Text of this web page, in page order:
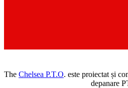
The Chelsea P.T.O. este proiectat și
depanare